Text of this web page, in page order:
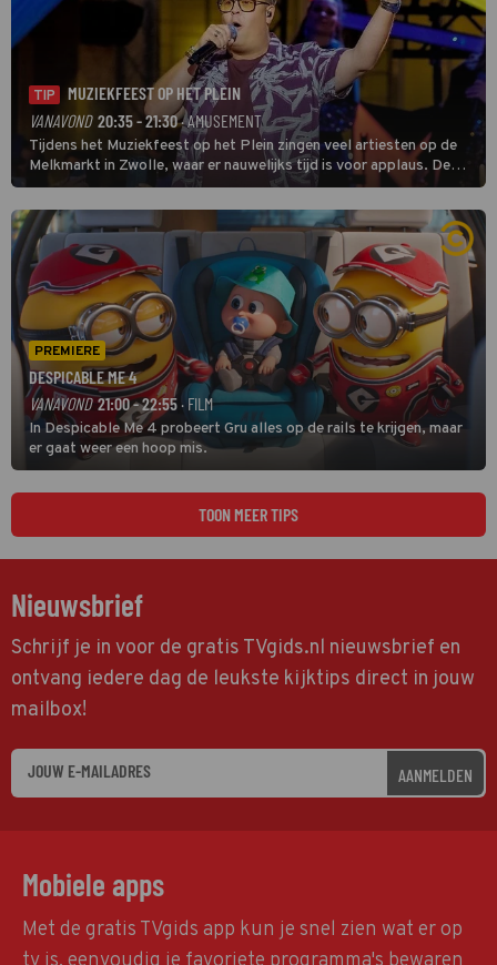
TIP
MUZIEKFEEST OP HET PLEIN
VANAVOND 20:35 - 21:30· AMUSEMENT
Tijdens het Muziekfeest op het Plein zingen veel artiesten op de
Melkmarkt in Zwolle, waar er nauwelijks tijd is voor applaus. De
grootste namen zijn André Hazes, Jannes, René Froger en
natuurlijk Rutger van Barneveld met zijn hit Zwoele Zomernachten.
PREMIERE
DESPICABLE ME 4
VANAVOND 21:00 - 22:55 · FILM
In Despicable Me 4 probeert Gru alles op de rails te krijgen, maar
er gaat weer een hoop mis.
TOON MEER TIPS
Nieuwsbrief
Schrijf je in voor de gratis TVgids.nl nieuwsbrief en
ontvang iedere dag de leukste kijktips direct in jouw
mailbox!
AANMELDEN
Mobiele apps
Met de gratis TVgids app kun je snel zien wat er op